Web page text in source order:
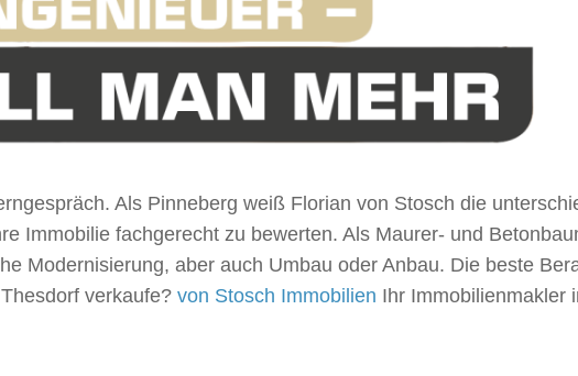
Als Pinneberg weiß Florian von Stosch die
Immobilie fachgerecht zu bewerten. Als Maurer- und
Modernisierung, aber auch Umbau oder Anbau. Die beste
verkaufe? von Stosch Immobilien Ihr Immobilienmakler